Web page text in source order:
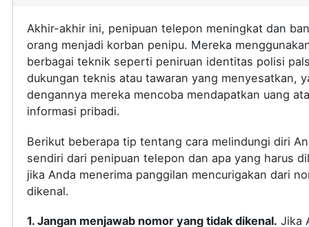
Akhir-akhir ini, penipuan telepon meningkat dan
orang menjadi korban penipu. Mereka
berbagai teknik seperti peniruan identitas polisi
dukungan teknis atau tawaran yang menyesatkan,
dengannya mereka mencoba mendapatkan uang
informasi pribadi.
Berikut beberapa tip tentang cara melindungi diri
sendiri dari penipuan telepon dan apa yang harus
jika Anda menerima panggilan mencurigakan dari
dikenal.
1. Jangan menjawab nomor yang tidak dikenal. Jika